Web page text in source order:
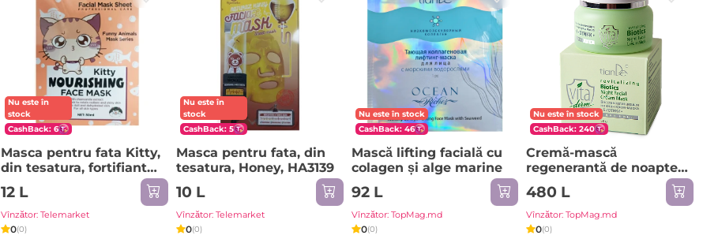
Nu este în
stock
CashBack: 6
Masca pentru fata Kitty,
din tesatura, fortifianta,
HA3043
12 L
Vînzător: Telemarket
0(0)
Nu este în
stock
CashBack: 5
Masca pentru fata, din
tesatura, Honey, HA3139
10 L
Vînzător: Telemarket
0(0)
Nu este în stock
CashBack: 46
Mască lifting facială cu
colagen și alge marine
92 L
Vînzător: TopMag.md
0(0)
Nu este în stock
CashBack: 240
Cremă-mască
regenerantă de noapte
pentru față „Biotici”
480 L
Vînzător: TopMag.md
0(0)